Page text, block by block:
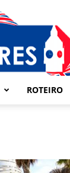
Londres
Mapa
de
Londres
ROTEIRO